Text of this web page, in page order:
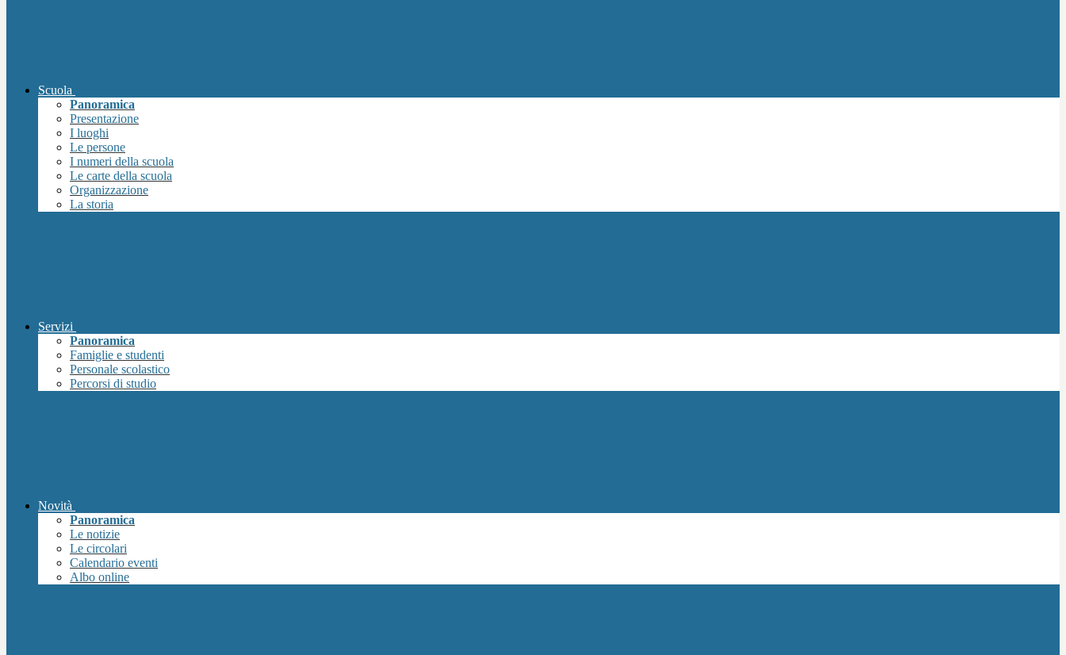
Scuola
Panoramica
Presentazione
I luoghi
Le persone
I numeri della scuola
Le carte della scuola
Organizzazione
La storia
Servizi
Panoramica
Famiglie e studenti
Personale scolastico
Percorsi di studio
Novità
Panoramica
Le notizie
Le circolari
Calendario eventi
Albo online